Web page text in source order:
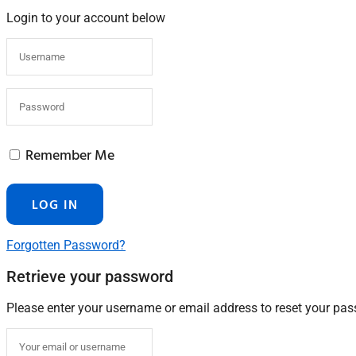
Login to your account below
Remember Me
Forgotten Password?
Retrieve your password
Please enter your username or email address to reset your